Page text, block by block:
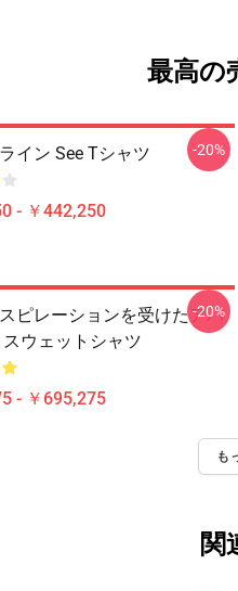
最高の
イン See Tシャツ
- ￥442,250
-20%
ピレーションを受けたアパ
スウェットシャツ
- ￥695,275
-20%
も
関